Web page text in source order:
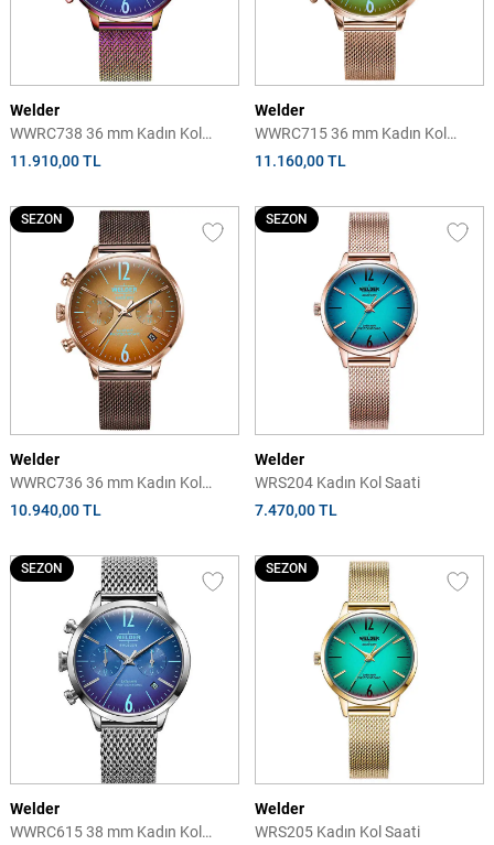
Welder
WWRC738 36 mm Kadın Kol
Saati
11.910,00 TL
Welder
WWRC715 36 mm Kadın Kol
Saati
11.160,00 TL
SEZON
Welder
WWRC736 36 mm Kadın Kol
Saati
10.940,00 TL
SEZON
Welder
WRS204 Kadın Kol Saati
7.470,00 TL
SEZON
Welder
WWRC615 38 mm Kadın Kol
SEZON
Welder
WRS205 Kadın Kol Saati